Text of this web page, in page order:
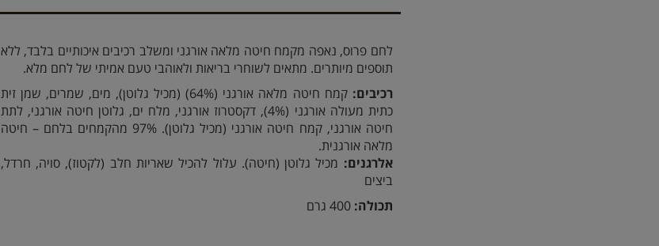
לחם פרוס, נאפה מקמח חיטה מלאה אורגני ומשלב רכיבים איכותיים בלבד, ללא
תוספים מיותרים. מתאים לשוחרי בריאות ולאוהבי טעם אמיתי של לחם מלא.
רכיבים:
קמח חיטה מלאה אורגני (64%) (מכיל גלוטן), מים, שמרים, שמן זית
כתית מעולה אורגני (4%), דקסטרוז אורגני, מלח ים, גלוטן חיטה אורגני, לתת
חיטה אורגני, קמח חיטה אורגני (מכיל גלוטן). 97% מהקמחים בלחם – חיטה
מלאה אורגנית.
אלרגנים: מכיל גלוטן (חיטה). עלול להכיל שאריות חלב (לקטוז), סויה, חרדל,
ביצים
תכולה: 400 גרם